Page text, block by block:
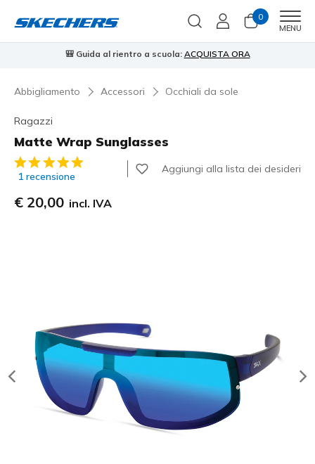
0
MENU
🎒 Guida al rientro a scuola: ACQUISTA ORA
Abbigliamento Accessori Occhiali da sole
Ragazzi
Matte Wrap Sunglasses
Valutazione cliente 5 su 5
1 recensione
Aggiungi alla lista dei desideri
€ 20,00 incl. IVA